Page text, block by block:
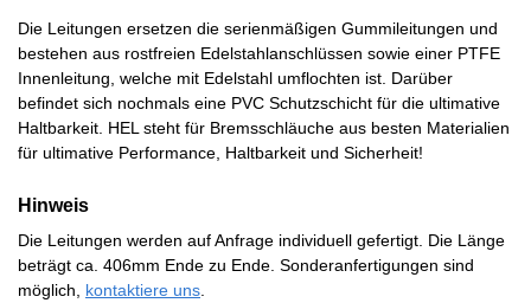
Die Leitungen ersetzen die serienmäßigen Gummileitungen und
bestehen aus rostfreien Edelstahlanschlüssen sowie einer PTFE
Innenleitung, welche mit Edelstahl umflochten ist. Darüber
befindet sich nochmals eine PVC Schutzschicht für die ultimative
Haltbarkeit. HEL steht für Bremsschläuche aus besten Materialien
für ultimative Performance, Haltbarkeit und Sicherheit!
Hinweis
Die Leitungen werden auf Anfrage individuell gefertigt. Die Länge
beträgt ca. 406mm Ende zu Ende. Sonderanfertigungen sind
möglich, kontaktiere uns